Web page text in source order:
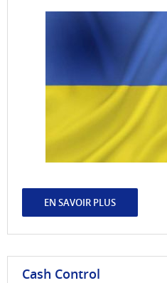
EN SAVOIR PLUS
Cash Control